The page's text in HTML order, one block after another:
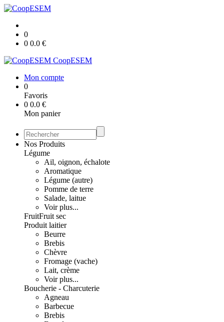
0
0 0.0 €
CoopESEM
Mon compte
0
Favoris
0 0.0 €
Mon panier
Nos Produits
Légume
Ail, oignon, échalote
Aromatique
Légume (autre)
Pomme de terre
Salade, laitue
Voir plus...
FruitFruit sec
Produit laitier
Beurre
Brebis
Chèvre
Fromage (vache)
Lait, crème
Voir plus...
Boucherie - Charcuterie
Agneau
Barbecue
Brebis